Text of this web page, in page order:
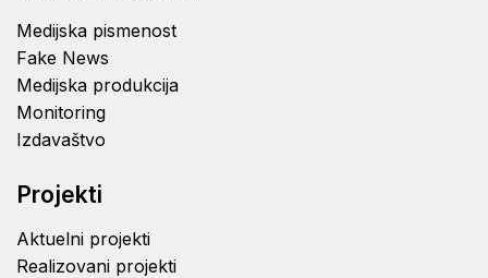
Medijska pismenost
Fake News
Medijska produkcija
Monitoring
Izdavaštvo
Projekti
Aktuelni projekti
Realizovani projekti